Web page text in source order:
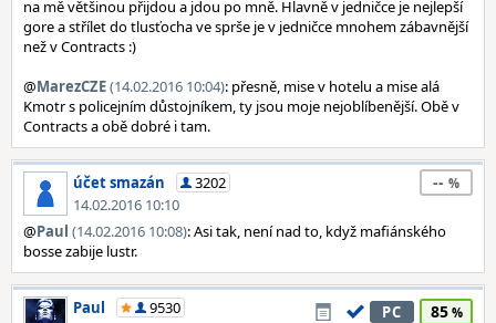
na mě většinou přijdou a jdou po mně. Hlavně v jedničce je nejlepší
gore a střílet do tlusťocha ve sprše je v jedničce mnohem zábavnější
než v Contracts :)
@MarezCZE(14.02.2016 10:04): přesně, mise v hotelu a mise alá
Kmotr s policejním důstojníkem, ty jsou moje nejoblíbenější. Obě v
Contracts a obě dobré i tam.
účet smazán
3202
14.02.2016 10:10
--
@Paul (14.02.2016 10:08): Asi tak, není nad to, když mafiánského
bosse zabije lustr.
Paul
9530
PC 85